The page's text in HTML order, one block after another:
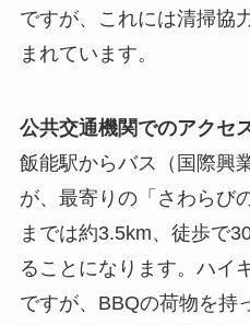
ですが、これには清掃協
まれています。
公共交通機関でのアクセ
飯能駅からバス（国際興
が、最寄りの「さわらび
までは約3.5km、徒歩で
ることになります。ハイ
ですが、BBQの荷物を持